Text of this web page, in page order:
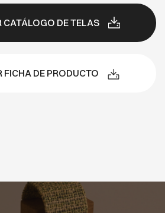
CATÁLOGO DE TELAS
FICHA DE PRODUCTO